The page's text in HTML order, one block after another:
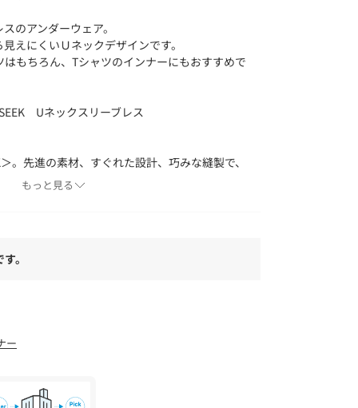
のアンダーウェア。
えにくいＵネックデザインです。
もちろん、Tシャツのインナーにもおすすめで
Uネックスリーブレス
。先進の素材、すぐれた設計、巧みな縫製で、
オリティを究めたアンダーウェアとして、よ
き」、「洗濯表示」がございます場合は、使
：13395991161
もっと見る
。
ー